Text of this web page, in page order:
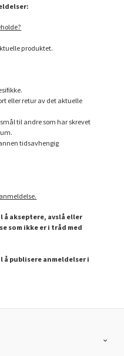
produktet.
eller retur av det aktuelle
til andre som har skrevet
tidsavhengig
akseptere, avslå eller
som ikke er i tråd med
publisere anmeldelser i